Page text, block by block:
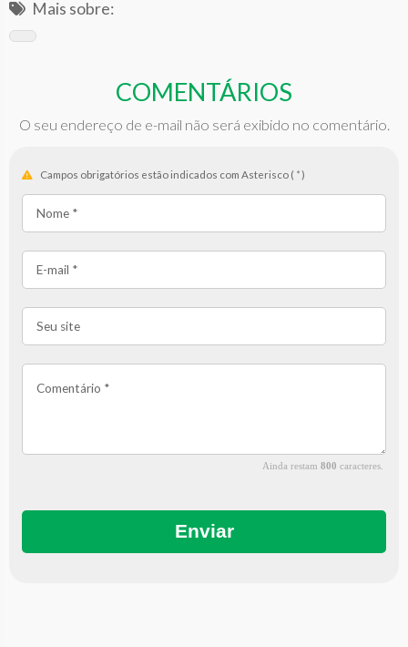
Mais sobre:
COMENTÁRIOS
O seu endereço de e-mail não será exibido no comentário.
Campos obrigatórios estão indicados com Asterisco ( *)
Ainda restam800 caracteres.
Enviar